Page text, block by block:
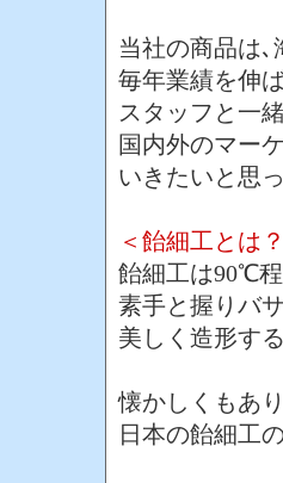
当社の商品は
毎年業績を伸
スタッフと一
国内外のマー
いきたいと思
＜飴細工とは
飴細工は90℃
素手と握りバ
美しく造形す
懐かしくもあ
日本の飴細工